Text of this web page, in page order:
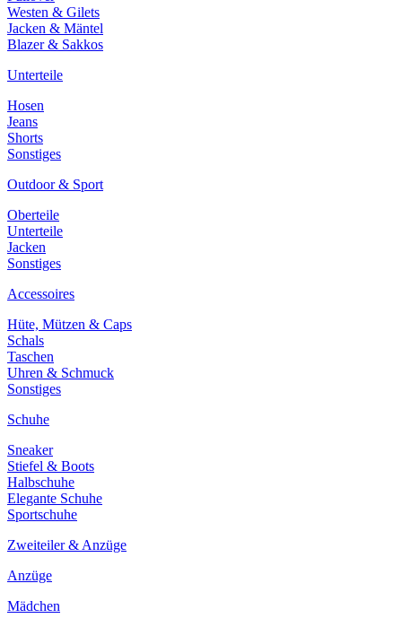
Westen & Gilets
Jacken & Mäntel
Blazer & Sakkos
Unterteile
Hosen
Jeans
Shorts
Sonstiges
Outdoor & Sport
Oberteile
Unterteile
Jacken
Sonstiges
Accessoires
Hüte, Mützen & Caps
Schals
Taschen
Uhren & Schmuck
Sonstiges
Schuhe
Sneaker
Stiefel & Boots
Halbschuhe
Elegante Schuhe
Sportschuhe
Zweiteiler & Anzüge
Anzüge
Mädchen